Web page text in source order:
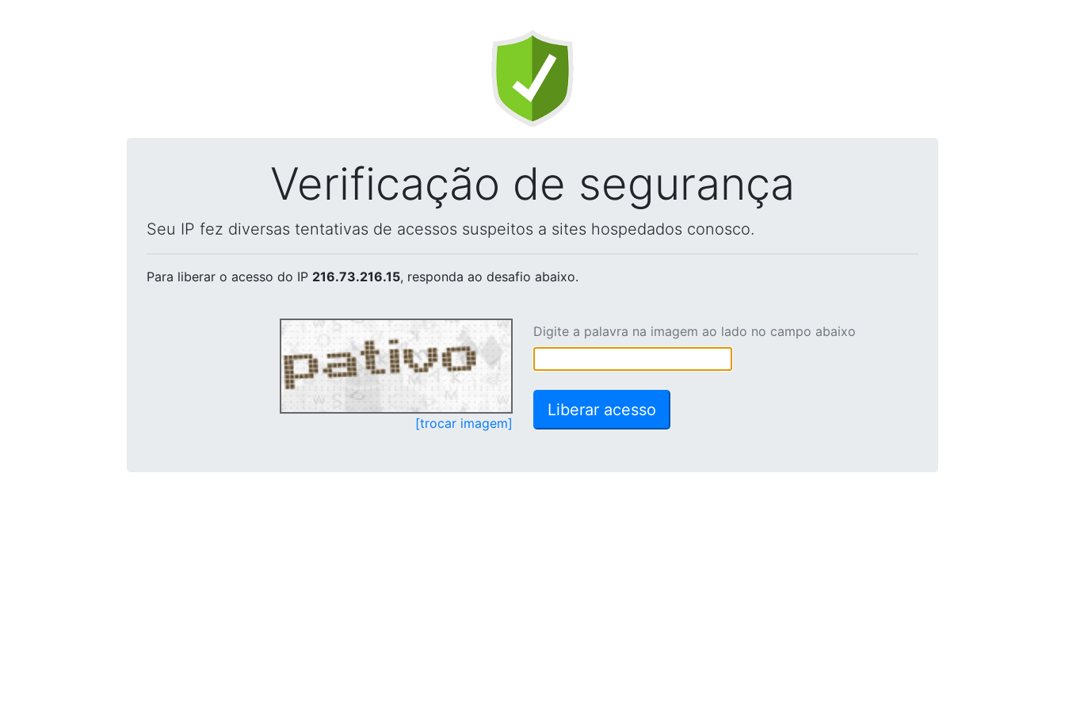
Verificação de segurança
Seu IP fez diversas tentativas de acessos suspeitos a sites hospedados conosco.
Para liberar o acesso do IP 216.73.216.15, responda ao desafio abaixo.
[trocar imagem]
Digite a palavra na imagem ao lado no campo abaixo